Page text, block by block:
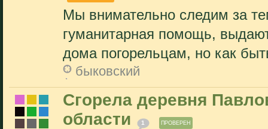
Мы внимательно следим за
гуманитарная помощь,
дома погорельцам, но как
быковский
Сгорела деревня
области
1 ПРОВЕРЕН